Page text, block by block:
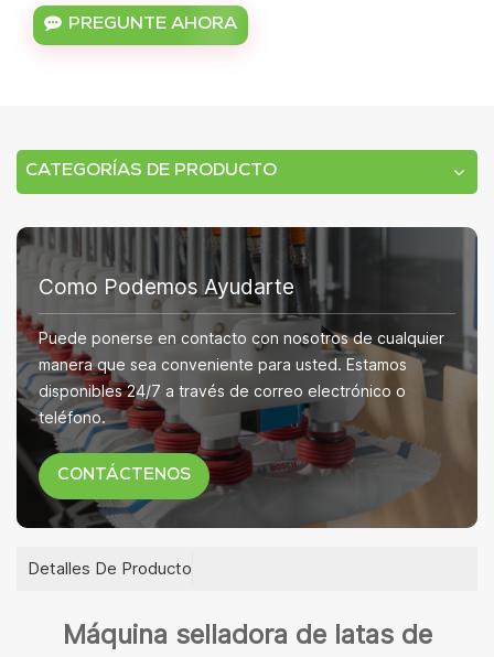
PREGUNTE AHORA
CATEGORÍAS DE PRODUCTO
Como Podemos Ayudarte
Puede ponerse en contacto con nosotros de cualquier
manera que sea conveniente para usted. Estamos
disponibles 24/7 a través de correo electrónico o
teléfono.
CONTÁCTENOS
Detalles De Producto
Máquina selladora de latas de